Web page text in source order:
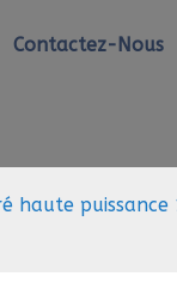
Contactez-Nous
haute puissance